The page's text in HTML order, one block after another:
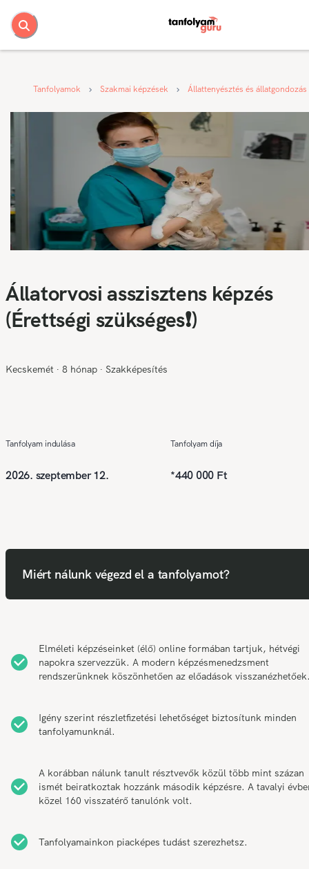
Tanfolyamok Szakmai képzések Állattenyésztés és állatgondozás
Állatorvosi asszisztens képzés
(Érettségi szükséges❗)
Kecskemét ∙ 8 hónap ∙ Szakképesítés
Tanfolyam indulása
2026. szeptember 12.
Tanfolyam díja
*440 000 Ft
Miért nálunk végezd el a tanfolyamot?
Elméleti képzéseinket (élő) online formában tartjuk, hétvégi
napokra szervezzük. A modern képzésmenedzsment
rendszerünknek köszönhetően az előadások
Igény szerint részletfizetési lehetőséget biztosítunk minden
tanfolyamunknál.
A korábban nálunk tanult résztvevők közül több mint százan
ismét beiratkoztak hozzánk második képzésre. A tavalyi
közel 160 visszatérő tanulónk volt.
Tanfolyamainkon piacképes tudást szerezhetsz.